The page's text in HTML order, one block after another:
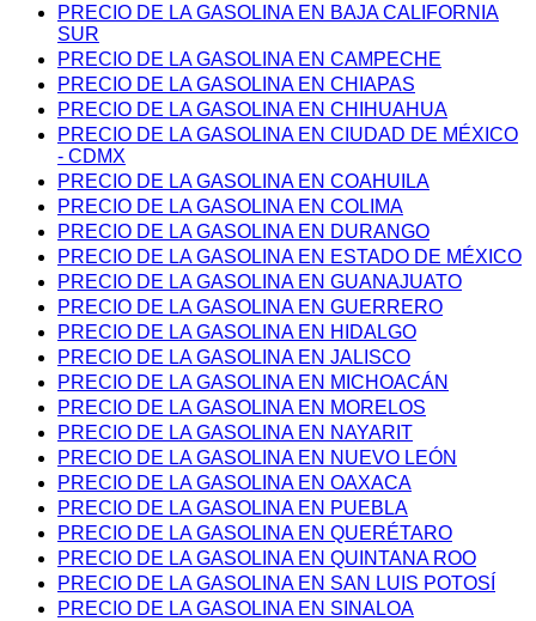
PRECIO DE LA GASOLINA EN BAJA CALIFORNIA
SUR
PRECIO DE LA GASOLINA EN CAMPECHE
PRECIO DE LA GASOLINA EN CHIAPAS
PRECIO DE LA GASOLINA EN CHIHUAHUA
PRECIO DE LA GASOLINA EN CIUDAD DE MÉXICO
- CDMX
PRECIO DE LA GASOLINA EN COAHUILA
PRECIO DE LA GASOLINA EN COLIMA
PRECIO DE LA GASOLINA EN DURANGO
PRECIO DE LA GASOLINA EN ESTADO DE MÉXICO
PRECIO DE LA GASOLINA EN GUANAJUATO
PRECIO DE LA GASOLINA EN GUERRERO
PRECIO DE LA GASOLINA EN HIDALGO
PRECIO DE LA GASOLINA EN JALISCO
PRECIO DE LA GASOLINA EN MICHOACÁN
PRECIO DE LA GASOLINA EN MORELOS
PRECIO DE LA GASOLINA EN NAYARIT
PRECIO DE LA GASOLINA EN NUEVO LEÓN
PRECIO DE LA GASOLINA EN OAXACA
PRECIO DE LA GASOLINA EN PUEBLA
PRECIO DE LA GASOLINA EN QUERÉTARO
PRECIO DE LA GASOLINA EN QUINTANA ROO
PRECIO DE LA GASOLINA EN SAN LUIS POTOSÍ
PRECIO DE LA GASOLINA EN SINALOA